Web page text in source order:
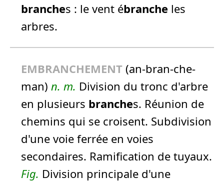
branches : le vent ébranche les
arbres.
EMBRANCHEMENT (an-bran-che-
man) n. m. Division du tronc d'arbre
en plusieurs branches. Réunion de
chemins qui se croisent. Subdivision
d'une voie ferrée en voies
secondaires. Ramification de tuyaux.
Fig. Division principale d'une